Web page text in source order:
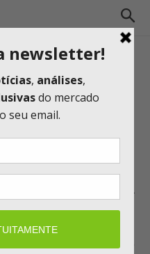
registra
no Canal
em 2023, tendo o